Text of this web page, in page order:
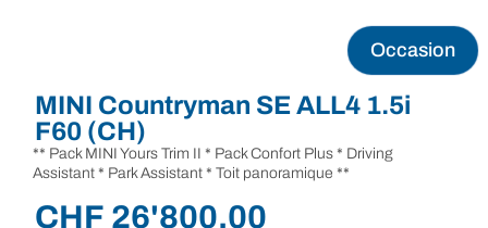
Occasion
MINI Countryman SE ALL4 1.5i
F60 (CH)
** Pack MINI Yours Trim II * Pack Confort Plus * Driving
Assistant * Park Assistant * Toit panoramique **
CHF 26'800.00